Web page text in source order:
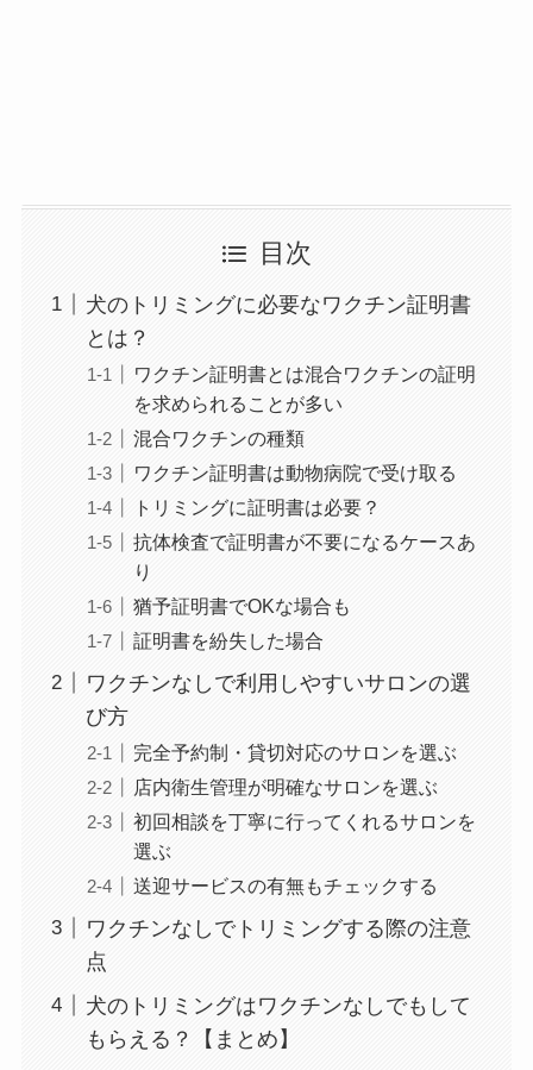
目次
犬のトリミングに必要なワクチン証明書
とは？
ワクチン証明書とは混合ワクチンの証明
を求められることが多い
混合ワクチンの種類
ワクチン証明書は動物病院で受け取る
トリミングに証明書は必要？
抗体検査で証明書が不要になるケースあ
り
猶予証明書でOKな場合も
証明書を紛失した場合
ワクチンなしで利用しやすいサロンの選
び方
完全予約制・貸切対応のサロンを選ぶ
店内衛生管理が明確なサロンを選ぶ
初回相談を丁寧に行ってくれるサロンを
選ぶ
送迎サービスの有無もチェックする
ワクチンなしでトリミングする際の注意
点
犬のトリミングはワクチンなしでもして
もらえる？【まとめ】